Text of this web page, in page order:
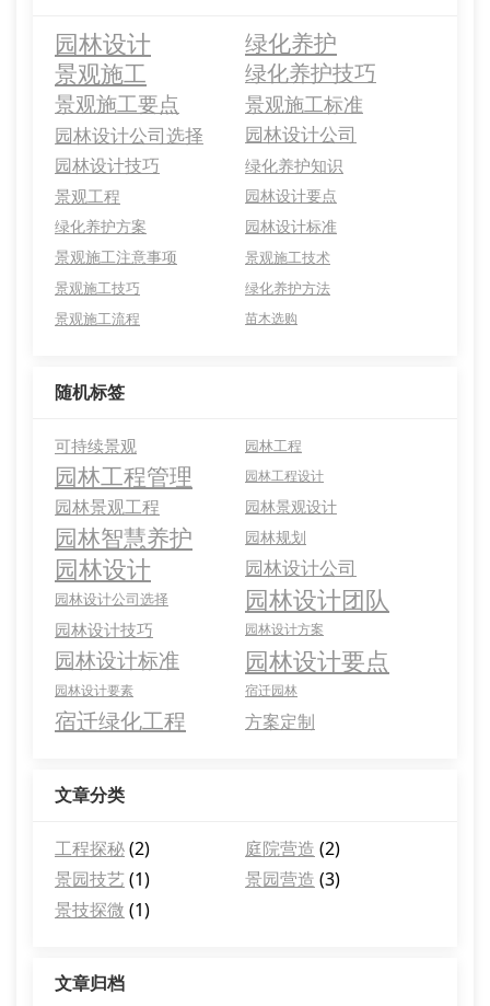
园林设计
绿化养护
景观施工
绿化养护技巧
景观施工要点
景观施工标准
园林设计公司选择
园林设计公司
园林设计技巧
绿化养护知识
景观工程
园林设计要点
绿化养护方案
园林设计标准
景观施工注意事项
景观施工技术
景观施工技巧
绿化养护方法
景观施工流程
苗木选购
随机标签
可持续景观 园林工程
园林工程管理 园林工程设计
园林景观工程 园林景观设计
园林智慧养护 园林规划
园林设计 园林设计公司
园林设计公司选择 园林设计团队
园林设计技巧 园林设计方案
园林设计标准 园林设计要点
园林设计要素 宿迁园林
宿迁绿化工程 方案定制
文章分类
工程探秘(2) 庭院营造 (2)
景园技艺(1) 景园营造 (3)
景技探微 (1)
文章归档